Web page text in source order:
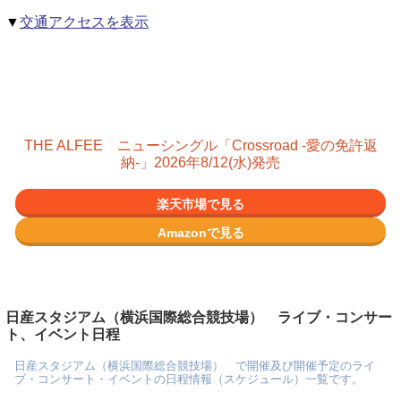
▼交通アクセスを表示
THE ALFEE ニューシングル「Crossroad -愛の免許返
納-」2026年8/12(水)発売
楽天市場で見る
Amazonで見る
日産スタジアム（横浜国際総合競技場） ライブ・コンサー
ト、イベント日程
日産スタジアム（横浜国際総合競技場） で開催及び開催予定のライ
ブ・コンサート・イベントの日程情報（スケジュール）一覧です。